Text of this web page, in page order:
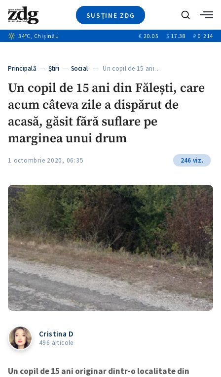
SUSȚINE ZDG
Ştiri
+10
Special
Blog
Caută
34°C, Chișinău € 20.05 $ 17.38 ₽ 0.214
Principală — Ştiri — Social — Un copil de 15 ani…
Un copil de 15 ani din Fălești, care
acum câteva zile a dispărut de
acasă, găsit fără suflare pe
marginea unui drum
1 octombrie 2020, 06:35 246 viz.
Cristina D
496 articole
Un copil de 15 ani originar dintr-o localitate din